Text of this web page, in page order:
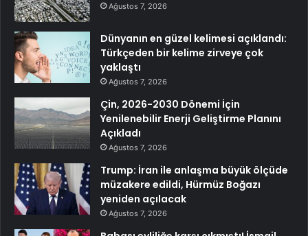
Ağustos 7, 2026
Dünyanın en güzel kelimesi açıklandı:
Türkçeden bir kelime zirveye çok
yaklaştı
Ağustos 7, 2026
Çin, 2026-2030 Dönemi İçin
Yenilenebilir Enerji Geliştirme Planını
Açıkladı
Ağustos 7, 2026
Trump: İran ile anlaşma büyük ölçüde
müzakere edildi, Hürmüz Boğazı
yeniden açılacak
Ağustos 7, 2026